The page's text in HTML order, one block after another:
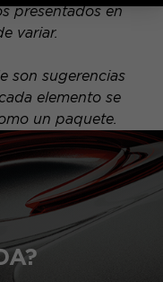
presentados en
variar.
son sugerencias
elemento se
un paquete.